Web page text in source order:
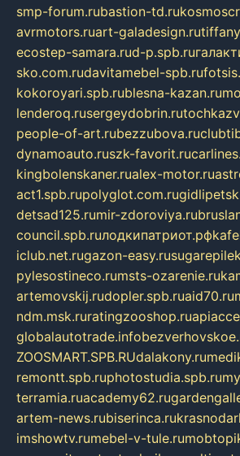
smp-forum.rubastion-td.ru
avrmotors.ruart-galadesign.ru
ecostep-samara.rud-p.spb.ru
sko.com.rudavitamebel-spb.ru
kokoroyari.spb.rublesna-kazan.ru
lenderoq.rusergeydobrin.ru
people-of-art.rubezzubova.ru
dynamoauto.ruszk-favorit.ru
kingbolenskaner.rualex-motor.ru
act1.spb.rupolyglot.com.ru
detsad125.rumir-zdoroviya.ru
council.spb.ruлодкипатриот.рф
iclub.net.rugazon-easy.ru
pylesostineco.rumsts-ozarenie.ru
artemovskij.rudopler.spb.ruaid70.ru
ndm.msk.ruratingzooshop.ru
globalautotrade.info
ZOOSMART.SPB.RUdalakony.ru
remontt.spb.ruphotostudia.spb.ru
terramia.ruacademy62.ru
artem-news.rubiserinca.ru
imshowtv.rumebel-v-tule.ru